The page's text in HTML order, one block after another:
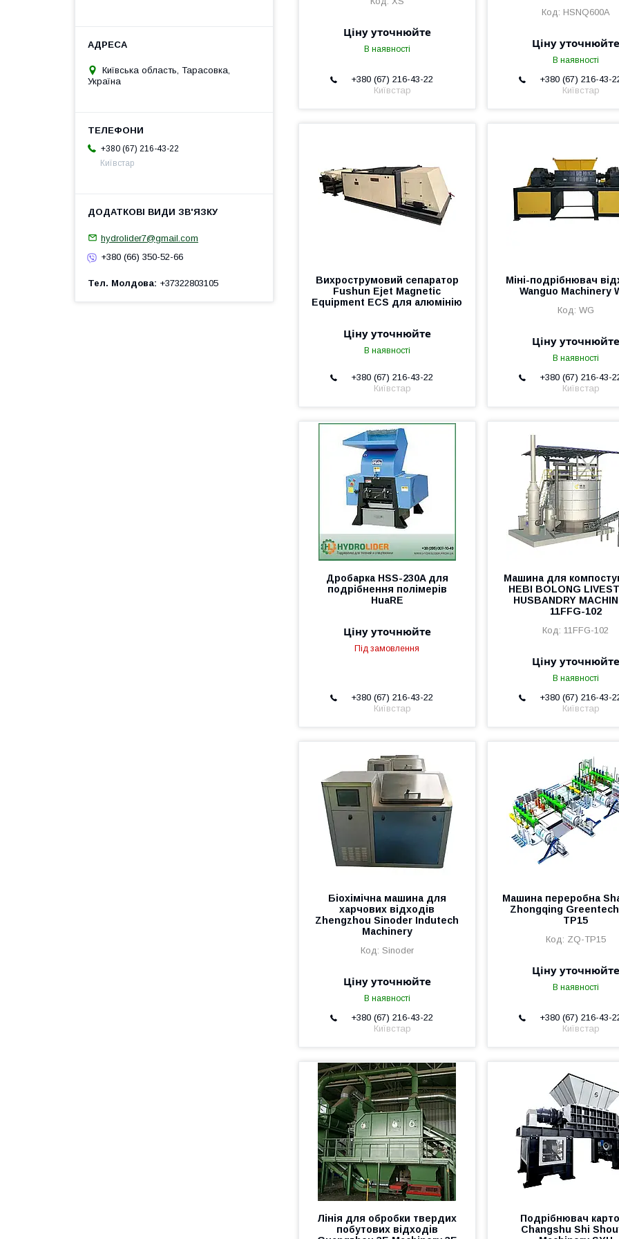
Ціну уточнюйте
В наявності
+380 (67) 216-43-22
Київстар
HSNQ600A
Ціну уточнюйте
В наявності
+380 (67) 216-43-
Київстар
Вихрострумовий сепаратор
Fushun Ejet Magnetic
Equipment ECS для алюмінію
Ціну уточнюйте
В наявності
+380 (67) 216-43-22
Київстар
Міні-подрібнювач
Wanguo Machinery
WG
Ціну уточнюйте
В наявності
+380 (67) 216-43-
Київстар
Дробарка HSS-230A для
подрібнення полімерів
HuaRE
Ціну уточнюйте
Під замовлення
+380 (67) 216-43-22
Київстар
Машина для
HEBI BOLONG
HUSBANDRY
11FFG-102
11FFG-102
Ціну уточнюйте
В наявності
+380 (67) 216-43-
Київстар
Біохімічна машина для
харчових відходів
Zhengzhou Sinoder Indutech
Machinery
Sinoder
Ціну уточнюйте
В наявності
+380 (67) 216-43-22
Київстар
Машина переробна
Zhongqing
TP15
ZQ-TP15
Ціну уточнюйте
В наявності
+380 (67) 216-43-
Київстар
Лінія для обробки твердих
побутових відходів
Подрібнювач
Changshu Shi
Київська область, Тарасовка,
Україна
+380 (67) 216-43-22
Київстар
hydrolider7@gmail.com
+380 (66) 350-52-66
Тел. Молдова +37322803105